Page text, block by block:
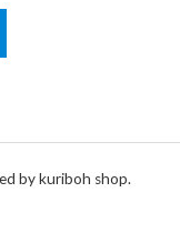
by kuriboh shop.